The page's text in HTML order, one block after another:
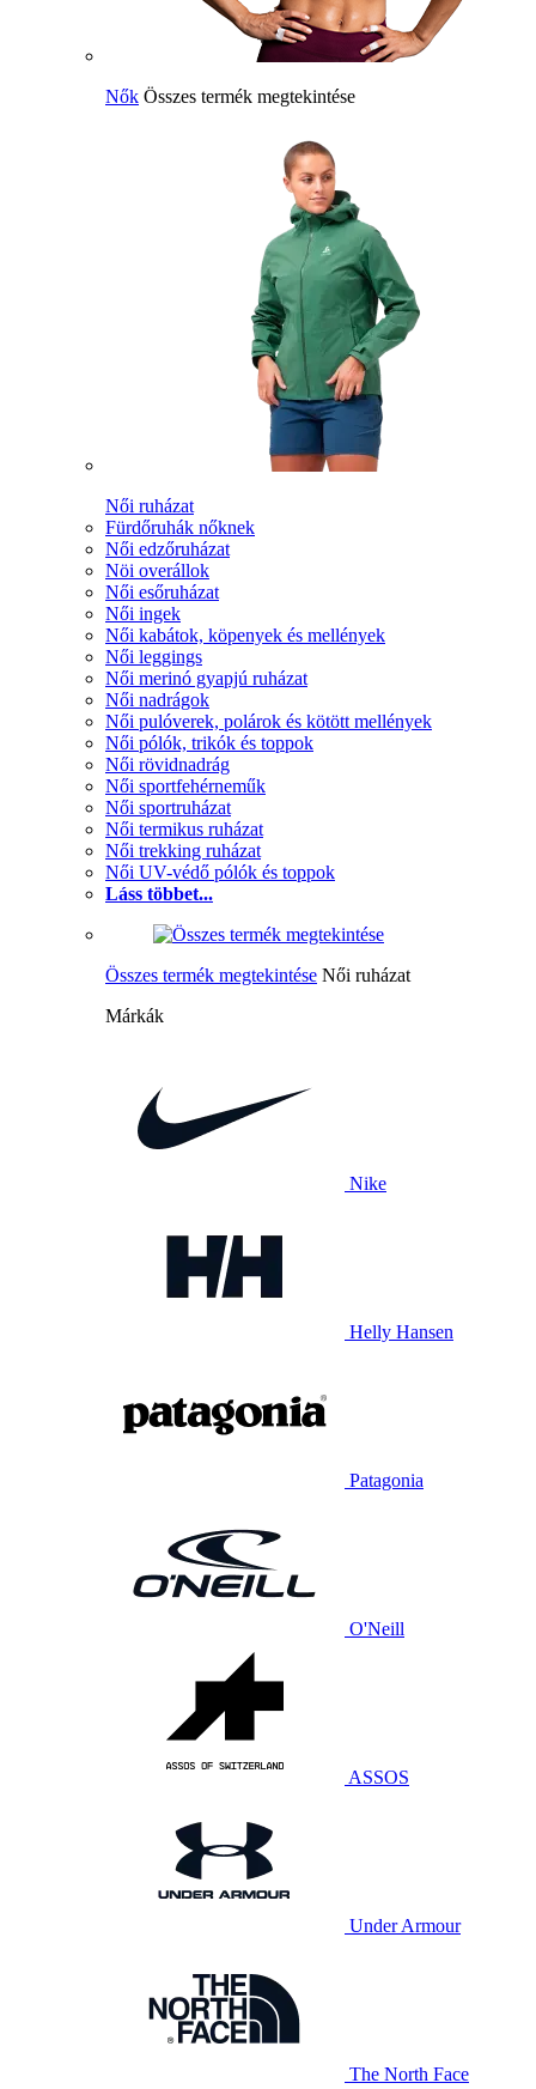
Nők Összes termék megtekintése
Női ruházat
Fürdőruhák nőknek
Női edzőruházat
Nöi overállok
Női esőruházat
Női ingek
Női kabátok, köpenyek és mellények
Női leggings
Női merinó gyapjú ruházat
Női nadrágok
Női pulóverek, polárok és kötött mellények
Női pólók, trikók és toppok
Női rövidnadrág
Női sportfehérneműk
Női sportruházat
Női termikus ruházat
Női trekking ruházat
Női UV-védő pólók és toppok
Láss többet...
Összes termék megtekintése Női ruházat
Márkák
Nike
Helly Hansen
Patagonia
O'Neill
ASSOS
Under Armour
The North Face